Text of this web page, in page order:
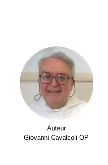
Auteur
Giovanni Cavalcoli OP